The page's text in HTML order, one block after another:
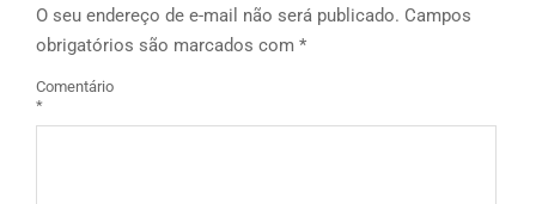
O seu endereço de e-mail não será publicado. Campos
obrigatórios são marcados com *
Comentário
*